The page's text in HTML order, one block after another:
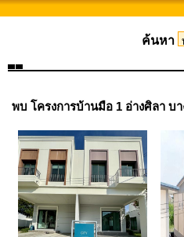
ค้นหา
พบ โครงการบ้านมือ 1 อ่างศิลา บ